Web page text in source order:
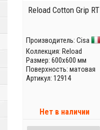
Reload Cotton Grip RT
Производитель: Cisa
Коллекция: Reload
Размер: 600x600 мм
Поверхность: матовая
Артикул: 12914
Нет в наличии